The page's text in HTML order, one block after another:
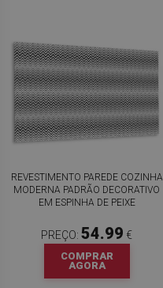
REVESTIMENTO PAREDE COZINHA
MODERNA PADRÃO DECORATIVO
EM ESPINHA DE PEIXE
PREÇO: 54.99 €
COMPRAR
AGORA